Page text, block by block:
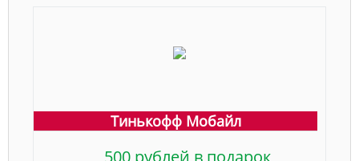
Тинькофф Мобайл
500 рублей в подарок